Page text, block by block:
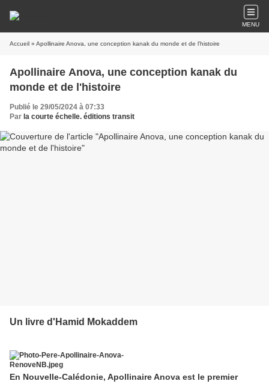
MENU
Accueil » Apollinaire Anova, une conception kanak du monde et de l'histoire
Apollinaire Anova, une conception kanak du
monde et de l'histoire
Publié le 29/05/2024 à 07:33
Par la courte échelle. éditions transit
Un livre d'Hamid Mokaddem
En Nouvelle-Calédonie, Apollinaire Anova est le premier